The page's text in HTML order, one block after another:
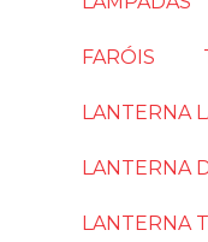
FARÓIS
LANTERNA
LANTERNA
LANTERNA